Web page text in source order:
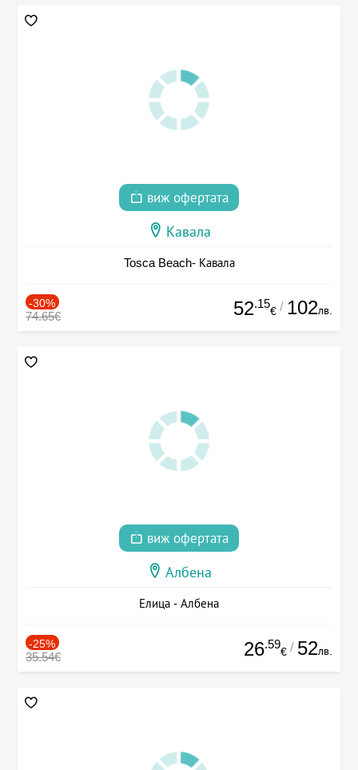
виж офертата
Кавала
Tosca Beach- Кавала
-30%
74.65€ 52.15
€ / 102лв.
виж офертата
Албена
Елица - Албена
-25%
35.54€ 26.59
€ / 52лв.